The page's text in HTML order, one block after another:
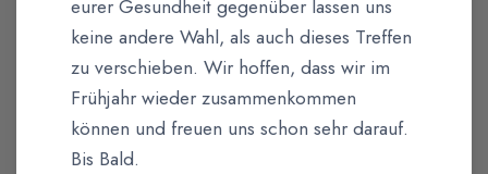
eurer Gesundheit gegenüber lassen uns
keine andere Wahl, als auch dieses Treffen
zu verschieben. Wir hoffen, dass wir im
Frühjahr wieder zusammenkommen
können und freuen uns schon sehr darauf.
Bis Bald.